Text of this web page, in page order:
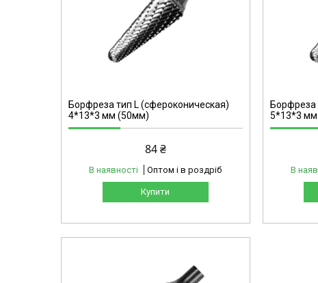
Борфреза тип L (сфероконическая)
4*13*3 мм (50мм)
84 ₴
В наявності Оптом і в роздріб
Купити
Борфреза
5*13*3
В